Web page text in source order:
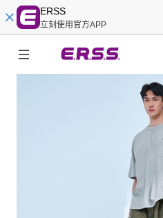
ERSS
立刻使用官方APP